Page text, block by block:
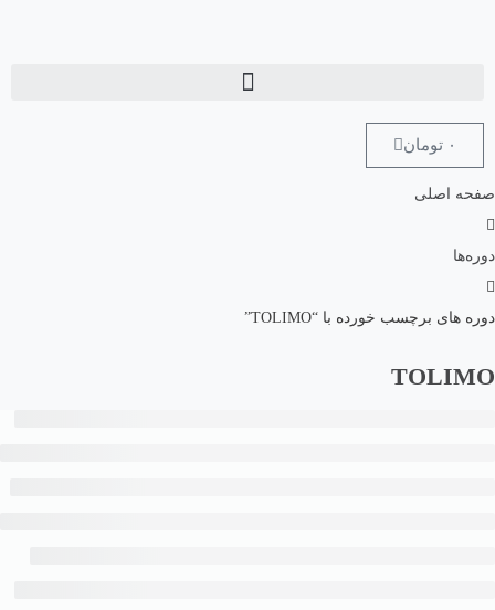
۰ تومان
صفحه اصلی
دوره‌ها
دوره های برچسب خورده با “TOLIMO”
TOLIMO